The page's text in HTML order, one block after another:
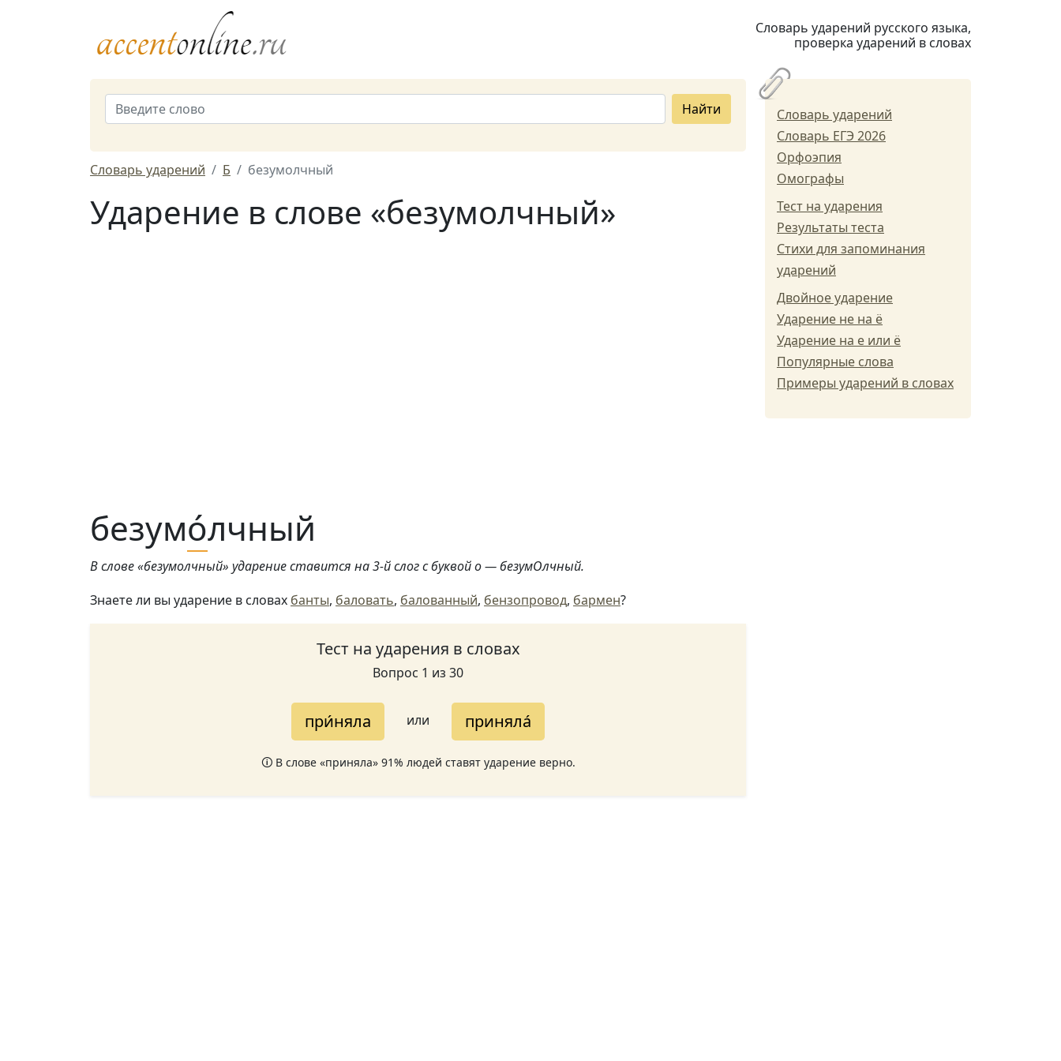
Словарь ударений русского языка,
проверка ударений в словах
Найти
Словарь ударений Б безумолчный
Ударение в слове «безумолчный»
безумо́лчный
В слове «безумолчный» ударение ставится на 3-й слог с буквой о — безумОлчный.
Знаете ли вы ударение в словах банты, баловать, балованный, бензопровод, бармен?
Тест на ударения в словах
Вопрос 1 из 30
при́няла или приняла́
🛈 В слове «приняла» 91% людей ставят ударение верно.
Словарь ударений
Словарь ЕГЭ 2026
Орфоэпия
Омографы
Тест на ударения
Результаты теста
Стихи для запоминания
ударений
Двойное ударение
Ударение не на ё
Ударение на е или ё
Популярные слова
Примеры ударений в словах